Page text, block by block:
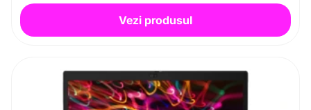
Vezi produsul